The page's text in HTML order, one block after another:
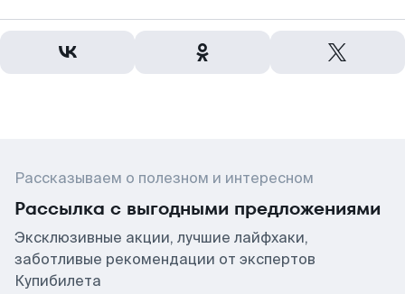
Рассказываем о полезном и интересном
Рассылка с выгодными предложениями
Эксклюзивные акции, лучшие лайфхаки,
заботливые рекомендации от экспертов
Купибилета